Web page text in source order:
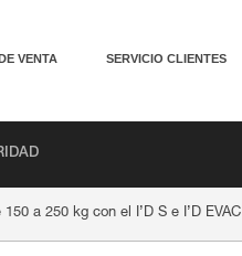
VENTA SERVICIO CLIENTES
a 250 kg con el I’D S e I’D EVAC